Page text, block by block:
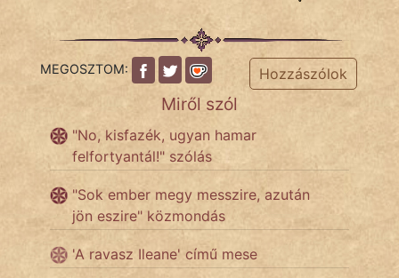
Láron Ádám
mikkamakka
vörös ördög
nagyöreg
MEGOSZTOM: Hozzászólok
Miről szól
"No, kisfazék, ugyan hamar
felfortyantál!" szólás
"Sok ember megy messzire, azután
jön eszire" közmondás
'A ravasz Ileane' című mese